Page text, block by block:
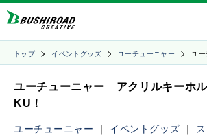
トップ イベントグッズ ユーチューニャー ユ
ユーチューニャー アクリルキーホ
KU！
ユーチューニャー ｜ イベントグッズ ｜